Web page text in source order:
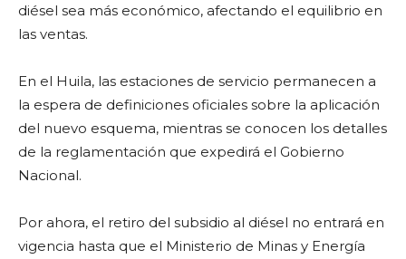
diésel sea más económico, afectando el equilibrio en
las ventas.
En el Huila, las estaciones de servicio permanecen a
la espera de definiciones oficiales sobre la aplicación
del nuevo esquema, mientras se conocen los detalles
de la reglamentación que expedirá el Gobierno
Nacional.
Por ahora, el retiro del subsidio al diésel no entrará en
vigencia hasta que el Ministerio de Minas y Energía